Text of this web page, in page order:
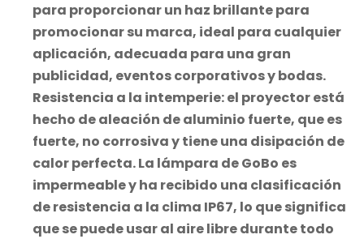
para proporcionar un haz brillante para
promocionar su marca, ideal para cualquier
aplicación, adecuada para una gran
publicidad, eventos corporativos y bodas.
Resistencia a la intemperie: el proyector está
hecho de aleación de aluminio fuerte, que es
fuerte, no corrosiva y tiene una disipación de
calor perfecta. La lámpara de GoBo es
impermeable y ha recibido una clasificación
de resistencia a la clima IP67, lo que significa
que se puede usar al aire libre durante todo